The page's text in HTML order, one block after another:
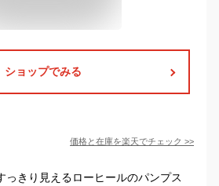
ショップでみる
価格と在庫を楽天でチェック >>
っきり見えるローヒールのパンプス